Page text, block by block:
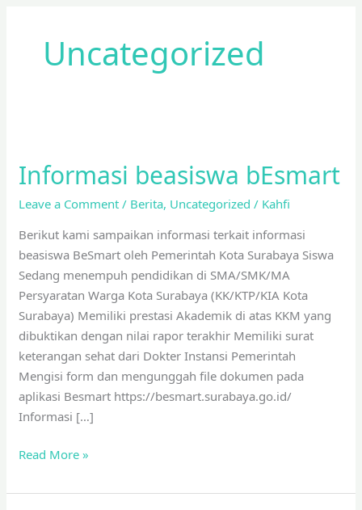
Uncategorized
Informasi beasiswa bEsmart
Leave a Comment / Berita, Uncategorized / Kahfi
Berikut kami sampaikan informasi terkait informasi
beasiswa BeSmart oleh Pemerintah Kota Surabaya Siswa
Sedang menempuh pendidikan di SMA/SMK/MA
Persyaratan Warga Kota Surabaya (KK/KTP/KIA Kota
Surabaya) Memiliki prestasi Akademik di atas KKM yang
dibuktikan dengan nilai rapor terakhir Memiliki surat
keterangan sehat dari Dokter Instansi Pemerintah
Mengisi form dan mengunggah file dokumen pada
aplikasi Besmart https://besmart.surabaya.go.id/
Informasi […]
bEsmart
Read More »